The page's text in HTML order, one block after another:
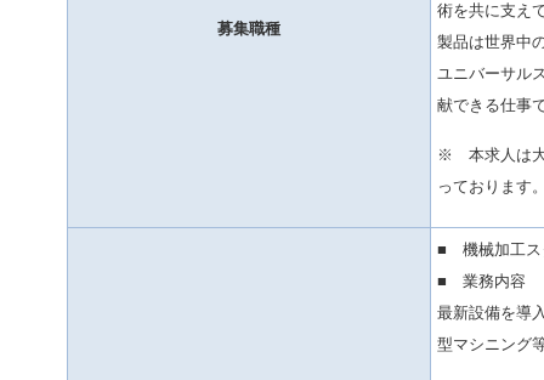
募集職種
術を共に支え
製品は世界中
ユニバーサル
献できる仕事
※ 本求人は大
っております
■ 機械加工ス
■ 業務内容
最新設備を導
型マシニング